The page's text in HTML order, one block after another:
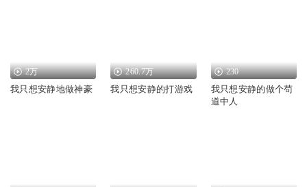
2万
我只想安静地做神豪
260.7万
我只想安静的打游戏
230
我只想安静的做个苟
道中人